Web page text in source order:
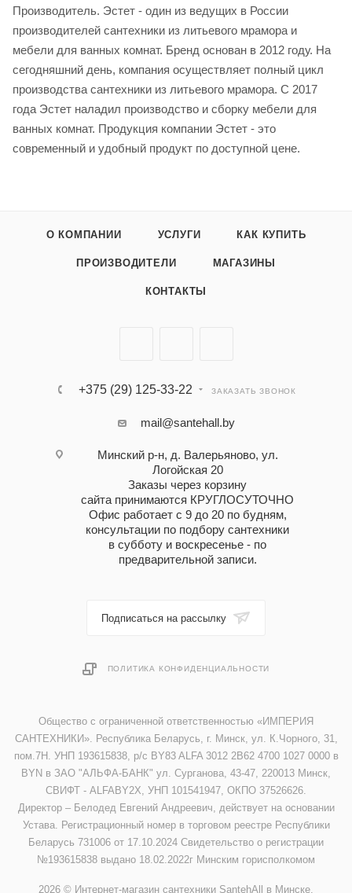
Производитель. Эстет - один из ведущих в России
производителей сантехники из литьевого мрамора и
мебели для ванных комнат. Бренд основан в 2012 году. На
сегодняшний день, компания осуществляет полный цикл
производства сантехники из литьевого мрамора. С 2017
года Эстет наладил производство и сборку мебели для
ванных комнат. Продукция компании Эстет - это
современный и удобный продукт по доступной цене.
О КОМПАНИИ УСЛУГИ КАК КУПИТЬ
ПРОИЗВОДИТЕЛИ МАГАЗИНЫ
КОНТАКТЫ
+375 (29) 125-33-22 ЗАКАЗАТЬ ЗВОНОК
mail@santehall.by
Минский р-н, д. Валерьяново, ул.
Логойская 20
Заказы через корзину
сайта принимаются КРУГЛОСУТОЧНО
Офис работает с 9 до 20 по будням,
консультации по подбору сантехники
в субботу и воскресенье - по
предварительной записи.
Подписаться на рассылку
ПОЛИТИКА КОНФИДЕНЦИАЛЬНОСТИ
Общество с ограниченной ответственностью «ИМПЕРИЯ
САНТЕХНИКИ». Республика Беларусь, г. Минск, ул. К.Чорного, 31,
пом.7Н. УНП 193615838, р/с BY83 ALFA 3012 2B62 4700 1027 0000 в
BYN в ЗАО "АЛЬФА-БАНК" ул. Сурганова, 43-47, 220013 Минск,
СВИФТ - ALFABY2X, УНП 101541947, ОКПО 37526626.
Директор – Белодед Евгений Андреевич, действует на основании
Устава. Регистрационный номер в торговом реестре Республики
Беларусь 731006 от 17.10.2024 Свидетельство о регистрации
№193615838 выдано 18.02.2022г Минским горисполкомом
2026 © Интернет-магазин сантехники SantehAll в Минске.